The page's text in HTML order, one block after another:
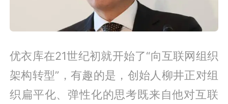
优衣库在21世纪初就开始了“向互联网组织
架构转型”，有趣的是，创始人柳井正对组
织扁平化、弹性化的思考既来自他对互联